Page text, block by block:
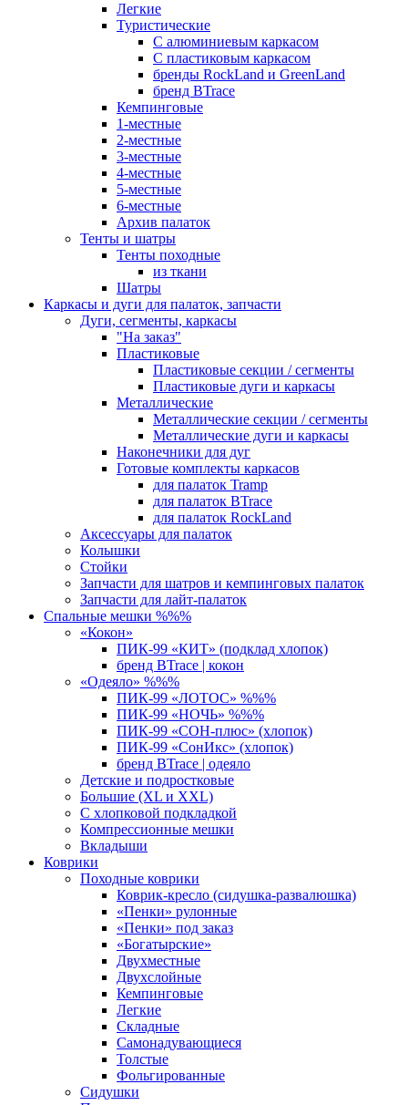
Легкие
Туристические
С алюминиевым каркасом
С пластиковым каркасом
бренды RockLand и GreenLand
бренд BTrace
Кемпинговые
1-местные
2-местные
3-местные
4-местные
5-местные
6-местные
Архив палаток
Тенты и шатры
Тенты походные
из ткани
Шатры
Каркасы и дуги для палаток, запчасти
Дуги, сегменты, каркасы
"На заказ"
Пластиковые
Пластиковые секции / сегменты
Пластиковые дуги и каркасы
Металлические
Металлические секции / сегменты
Металлические дуги и каркасы
Наконечники для дуг
Готовые комплекты каркасов
для палаток Tramp
для палаток BTrace
для палаток RockLand
Аксессуары для палаток
Колышки
Стойки
Запчасти для шатров и кемпинговых палаток
Запчасти для лайт-палаток
Спальные мешки %%%
«Кокон»
ПИК-99 «КИТ» (подклад хлопок)
бренд BTrace | кокон
«Одеяло» %%%
ПИК-99 «ЛОТОС» %%%
ПИК-99 «НОЧЬ» %%%
ПИК-99 «СОН-плюс» (хлопок)
ПИК-99 «СонИкс» (хлопок)
бренд BTrace | одеяло
Детские и подростковые
Большие (XL и XXL)
С хлопковой подкладкой
Компрессионные мешки
Вкладыши
Коврики
Походные коврики
Коврик-кресло (сидушка-развалюшка)
«Пенки» рулонные
«Пенки» под заказ
«Богатырские»
Двухместные
Двухслойные
Кемпинговые
Легкие
Складные
Самонадувающиеся
Толстые
Фольгированные
Сидушки